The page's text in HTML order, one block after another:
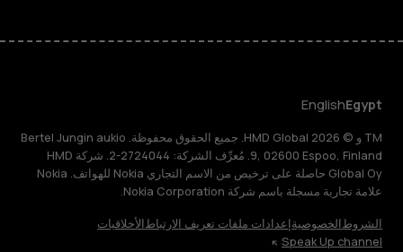
Egypt
English
TM و © 2026 HMD Global. جميع الحقوق محفوظة. Bertel Jungin aukio
9, 02600 Espoo, Finland. مُعرِّف الشركة: 2724044-2. شركة HMD
Global Oy حاصلة على ترخيص من الاسم التجاري Nokia للهواتف. Nokia
علامة تجارية مسجلة باسم شركة Nokia Corporation.
الشروطالخصوصيةإعدادات ملفات تعريف الارتباطالأخلاقيات
Speak Up channel